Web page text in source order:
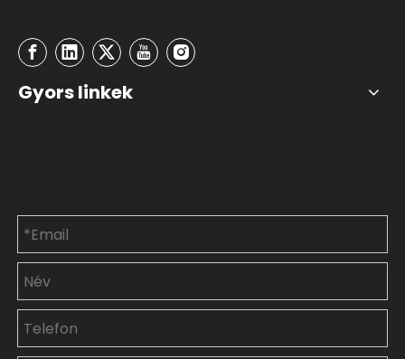
Gyors linkek